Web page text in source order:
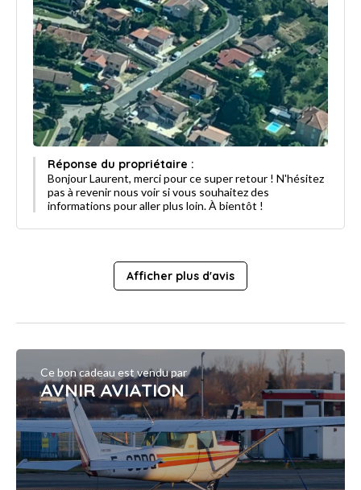
Réponse du propriétaire :
Bonjour Laurent, merci pour ce super retour ! N'hésitez
pas à revenir nous voir si vous souhaitez des
informations pour aller plus loin. À bientôt !
Afficher plus d'avis
Ce bon cadeau est vendu par
AVNIR AVIATION